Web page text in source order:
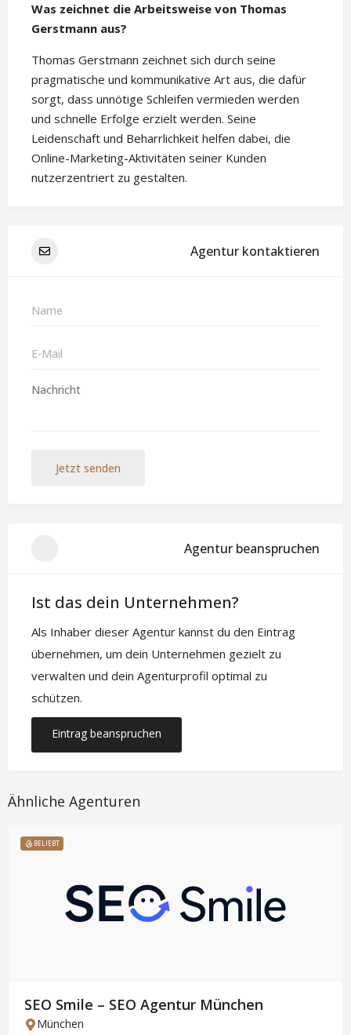
Was zeichnet die Arbeitsweise von Thomas
Gerstmann aus?
Thomas Gerstmann zeichnet sich durch seine
pragmatische und kommunikative Art aus, die dafür
sorgt, dass unnötige Schleifen vermieden werden
und schnelle Erfolge erzielt werden. Seine
Leidenschaft und Beharrlichkeit helfen dabei, die
Online-Marketing-Aktivitäten seiner Kunden
nutzerzentriert zu gestalten.
Agentur kontaktieren
Jetzt senden
Agentur beanspruchen
Ist das dein Unternehmen?
Als Inhaber dieser Agentur kannst du den Eintrag
übernehmen, um dein Unternehmen gezielt zu
verwalten und dein Agenturprofil optimal zu
schützen.
Eintrag beanspruchen
Ähnliche Agenturen
BELIEBT
SEO Smile – SEO Agentur München
München